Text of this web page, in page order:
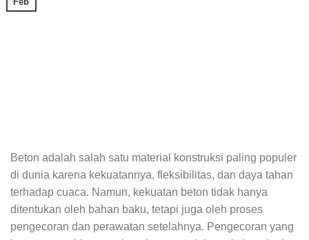
Beton adalah salah satu material konstruksi paling populer
di dunia karena kekuatannya, fleksibilitas, dan daya tahan
terhadap cuaca. Namun, kekuatan beton tidak hanya
ditentukan oleh bahan baku, tetapi juga oleh proses
pengecoran dan perawatan setelahnya. Pengecoran yang